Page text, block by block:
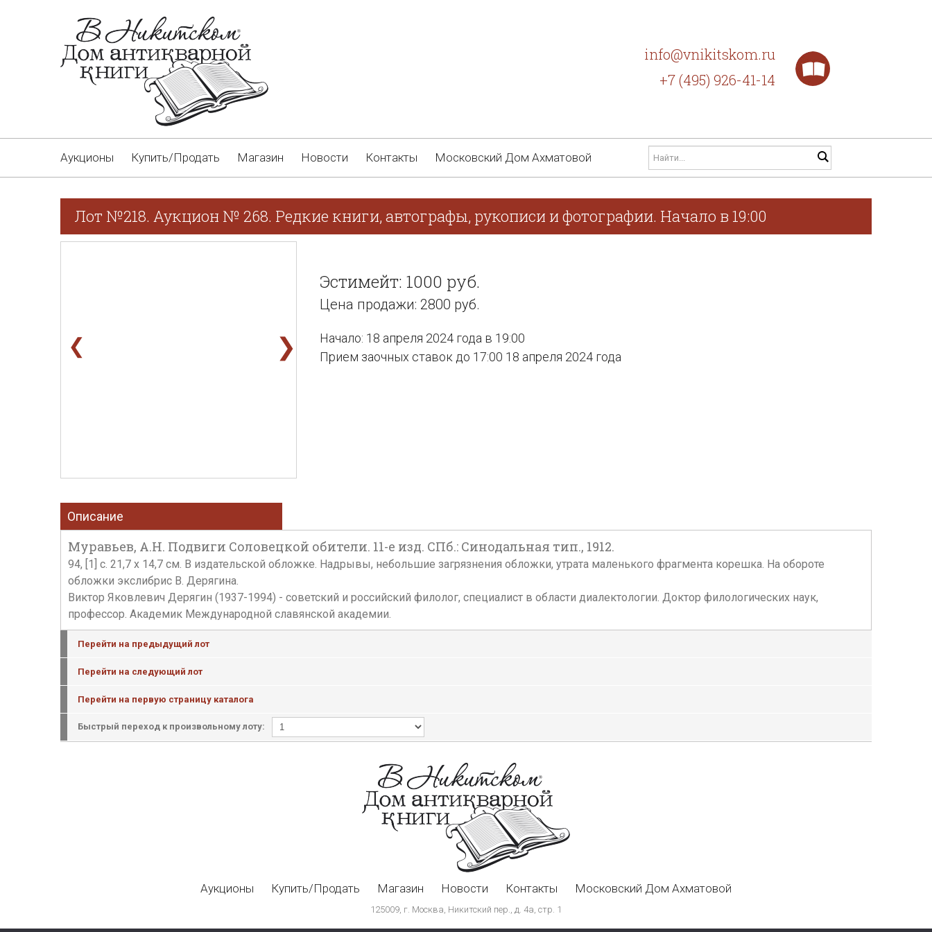
info@vnikitskom.ru
+7 (495) 926-41-14
Аукционы Купить/Продать Магазин Новости Контакты Московский Дом Ахматовой
Лот №218. Аукцион № 268. Редкие книги, автографы, рукописи и фотографии. Начало в 19:00
❮ ❯
Эстимейт: 1000 руб.
Цена продажи: 2800 руб.
Начало: 18 апреля 2024 года в 19:00
Прием заочных ставок до 17:00 18 апреля 2024 года
Описание
Муравьев, А.Н. Подвиги Соловецкой обители. 11-е изд. СПб.: Синодальная тип., 1912.
94, [1] с. 21,7 х 14,7 см. В издательской обложке. Надрывы, небольшие загрязнения обложки, утрата маленького фрагмента корешка. На обороте
обложки экслибрис В. Дерягина.
Виктор Яковлевич Дерягин (1937-1994) - советский и российский филолог, специалист в области диалектологии. Доктор филологических наук,
профессор. Академик Международной славянской академии.
Перейти на предыдущий лот
Перейти на следующий лот
Перейти на первую страницу каталога
Быстрый переход к произвольному лоту:
Аукционы Купить/Продать Магазин Новости Контакты Московский Дом Ахматовой
125009, г. Москва, Никитский пер., д. 4а, стр. 1